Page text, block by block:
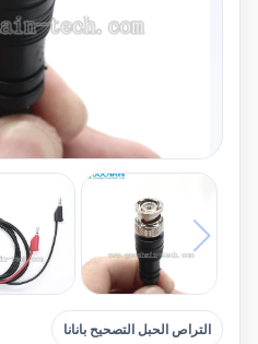
التراص الحبل التصحيح بانانا